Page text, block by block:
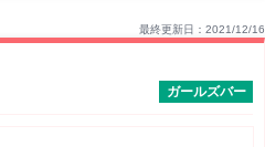
最終更新日：2021/12/16
ガールズバー